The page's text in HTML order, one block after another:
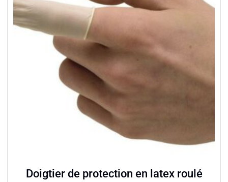
Doigtier de protection en latex roulé